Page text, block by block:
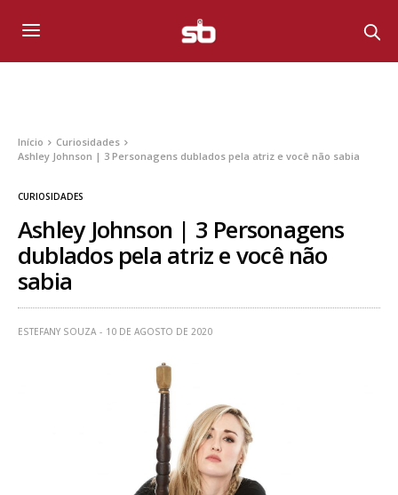
Início
Curiosidades
Ashley Johnson | 3 Personagens dublados pela atriz e você não sabia
CURIOSIDADES
Ashley Johnson | 3 Personagens
dublados pela atriz e você não
sabia
ESTEFANY SOUZA 10 DE AGOSTO DE 2020